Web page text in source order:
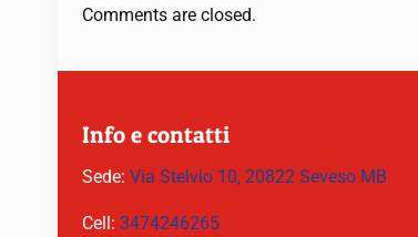
Comments are closed.
Info e contatti
Sede: Via Stelvio 10, 20822 Seveso MB
Cell: 3474246265